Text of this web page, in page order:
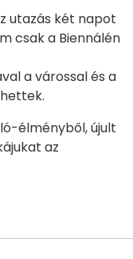
utazás két napot
csak a Biennálén
a várossal és a
élményből, újult
az